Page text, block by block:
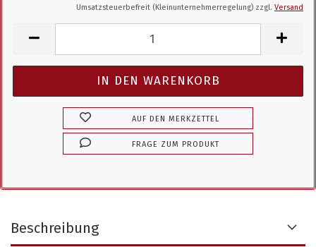
Umsatzsteuerbefreit (Kleinunternehmerregelung) zzgl. Versand
AUF DEN MERKZETTEL
FRAGE ZUM PRODUKT
Beschreibung